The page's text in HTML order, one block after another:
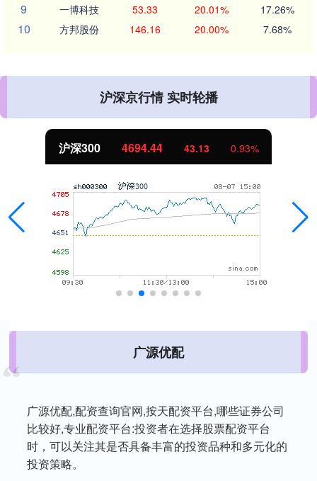
9 一博科技 53.33 20.01% 17.26%
10 方邦股份 146.16 20.00% 7.68%
沪深京行情 实时轮播
北证50 1134.24 11.37 1.01%
广源优配
广源优配,配资查询官网,按天配资平台,哪些证券公司
比较好,专业配资平台:投资者在选择股票配资平台
时，可以关注其是否具备丰富的投资品种和多元化的
投资策略。